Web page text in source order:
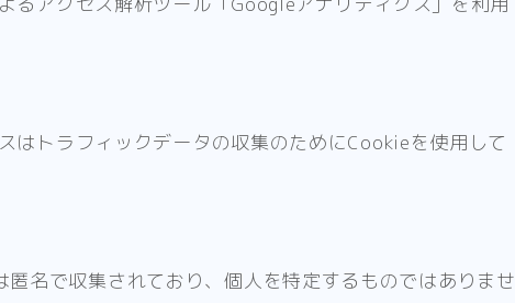
はトラフィックデータの収集のためにCookieを使用して
匿名で収集されており、個人を特定するものではありませ